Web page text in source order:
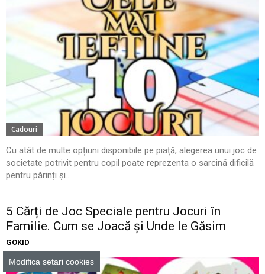
Cadouri
Cu atât de multe opțiuni disponibile pe piață, alegerea unui joc de
societate potrivit pentru copil poate reprezenta o sarcină dificilă
pentru părinți și...
5 Cărți de Joc Speciale pentru Jocuri în
Familie. Cum se Joacă și Unde le Găsim
GOKID
Modifica setari cookies